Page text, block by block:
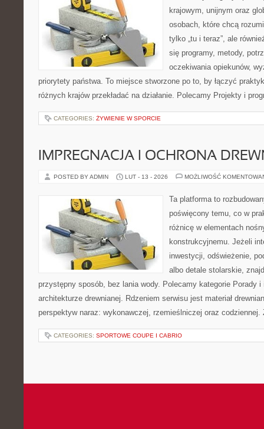
krajowym, unijnym oraz
osobach, które chcą
tylko „tu i teraz”, ale
się programy, metody,
oczekiwania opiekunów,
priorytety państwa. To miejsce stworzone po to, by łączyć
różnych krajów przekładać na działanie. Polecamy Projekty i
CATEGORIES: ŻYWIENIE W SPORCIE
IMPREGNACJA I OCHRONA
POSTED BY ADMIN LUT - 13 - 2026 MOŻLIWOŚĆ
Ta platforma to
poświęcony temu, co w
różnicę w elementach
konstrukcyjnemu. Jeżeli
inwestycji, odświeżenie,
albo detale stolarskie,
przystępny sposób, bez lania wody. Polecamy kategorie Porady
architekturze drewnianej. Rdzeniem serwisu jest materiał
perspektyw naraz: wykonawczej, rzemieślniczej oraz
CATEGORIES: SPORTOWE COUPE I CABRIO